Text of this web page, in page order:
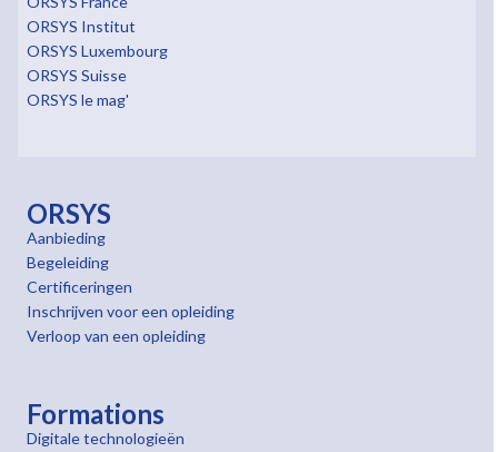
ORSYS Institut
ORSYS Luxembourg
ORSYS Suisse
ORSYS le mag'
ORSYS
Aanbieding
Begeleiding
Certificeringen
Inschrijven voor een opleiding
Verloop van een opleiding
Formations
Digitale technologieën